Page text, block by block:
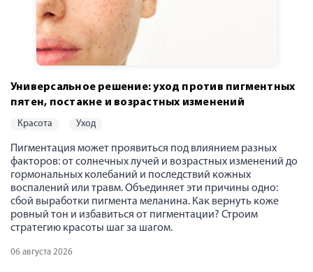
Универсальное решение: уход против пигментных
пятен, постакне и возрастных изменений
красота уход
Пигментация может проявиться под влиянием разных
факторов: от солнечных лучей и возрастных изменений до
гормональных колебаний и последствий кожных
воспалений или травм. Объединяет эти причины одно:
сбой выработки пигмента меланина. Как вернуть коже
ровный тон и избавиться от пигментации? Строим
стратегию красоты шаг за шагом.
06 августа 2026